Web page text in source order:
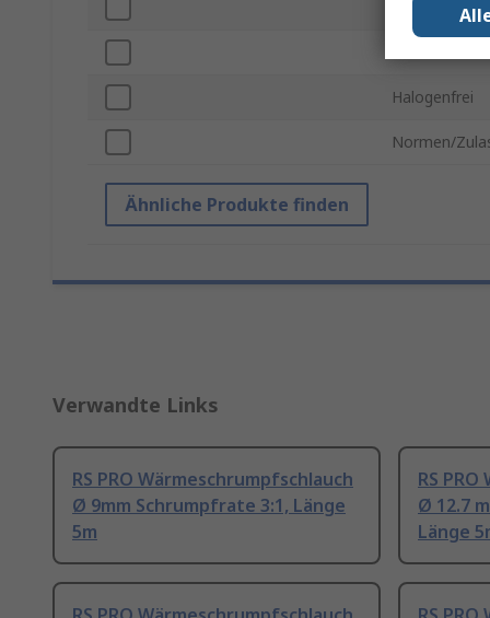
Schlauchlänge
Halogenfrei
Normen/
Ähnliche Produkte finden
Verwandte Links
RS PRO Wärmeschrumpfschlauch
Ø 9mm Schrumpfrate 3:1, Länge
5m
RS
Ø 12.7
Länge